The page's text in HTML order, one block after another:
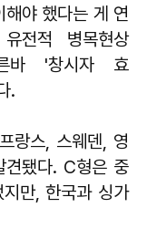
야 했다는 게 연
전적 병목현상
바 '창시자 효
.
랑스, 스웨덴, 영
견됐다. C형은 중
만, 한국과 싱가